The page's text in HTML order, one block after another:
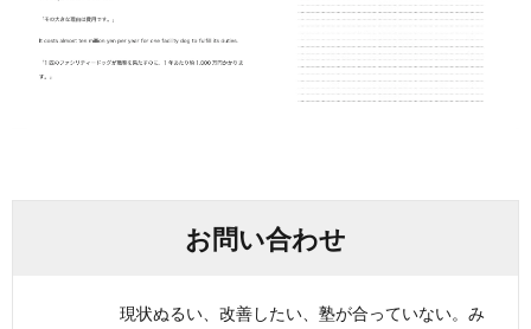
お問い合わせ
現状ぬるい、改善したい、塾が合っていない。み